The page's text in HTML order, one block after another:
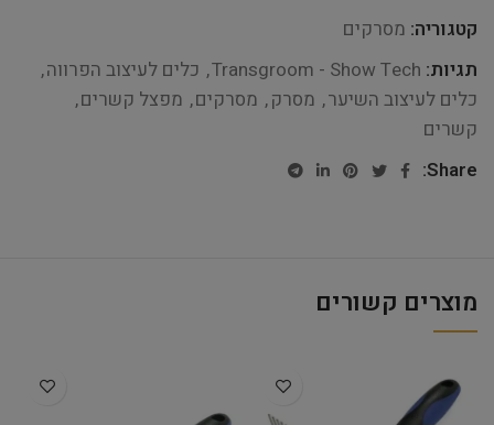
קטגוריה: מסרקים
תגיות: Transgroom - Show Tech
, כלים לעיצוב הפרווה,
כלים לעיצוב השיער, מסרק, מסרקים, מפצל קשרים,
קשרים
Share:
מוצרים קשורים